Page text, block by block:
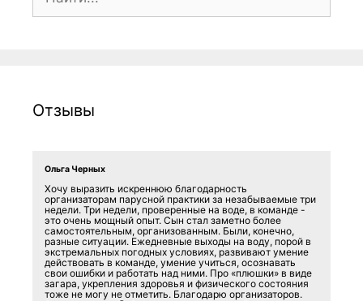
Отзывы
Ольга Черных
Хочу выразить искреннюю благодарность
организаторам парусной практики за незабываемые три
недели. Три недели, проверенные на воде, в команде -
это очень мощный опыт. Сын стал заметно более
самостоятельным, организованным. Были, конечно,
разные ситуации. Ежедневные выходы на воду, порой в
экстремальных погодных условиях, развивают умение
действовать в команде, умение учиться, осознавать
свои ошибки и работать над ними. Про «плюшки» в виде
загара, укрепления здоровья и физического состояния
тоже не могу не отметить. Благодарю организаторов.